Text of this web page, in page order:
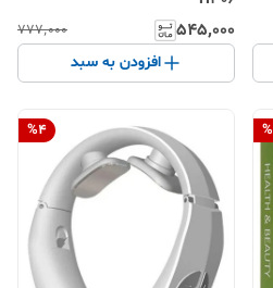
۵۴۵٬۰۰۰ ۷۷۷٬۰۰۰
افزودن به سبد
%
%4